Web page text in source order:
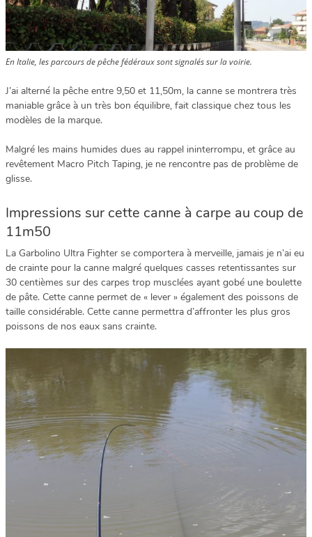
En Italie, les parcours de pêche fédéraux sont signalés sur la voirie.
J’ai alterné la pêche entre 9,50 et 11,50m, la canne se montrera très
maniable grâce à un très bon équilibre, fait classique chez tous les
modèles de la marque.
Malgré les mains humides dues au rappel ininterrompu, et grâce au
revêtement Macro Pitch Taping, je ne rencontre pas de problème de
glisse.
Impressions sur cette canne à carpe au coup de
11m50
La Garbolino Ultra Fighter se comportera à merveille, jamais je n’ai eu
de crainte pour la canne malgré quelques casses retentissantes sur
30 centièmes sur des carpes trop musclées ayant gobé une boulette
de pâte. Cette canne permet de « lever » également des poissons de
taille considérable. Cette canne permettra d’affronter les plus gros
poissons de nos eaux sans crainte.